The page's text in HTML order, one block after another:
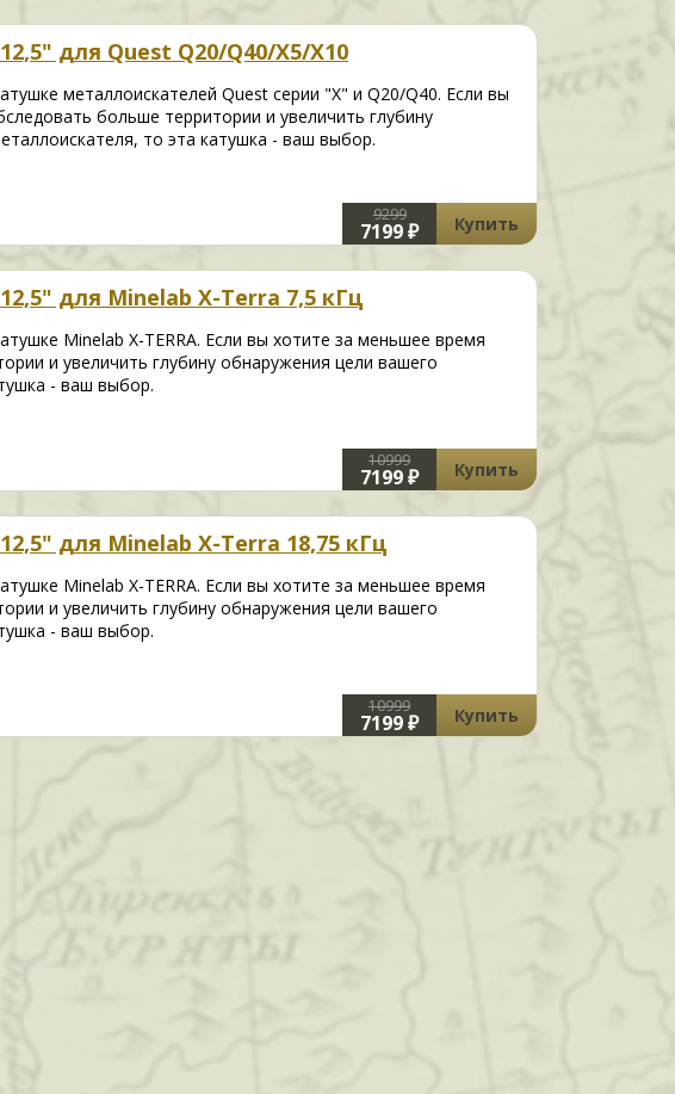
для Quest Q20/Q40/X5/X10
металлоискателей Quest серии "X" и Q20/Q40. Если вы
больше территории и увеличить глубину
то эта катушка - ваш выбор.
9299
7199 ₽ Купить
для Minelab X-Terra 7,5 кГц
Minelab X-TERRA. Если вы хотите за меньшее время
и увеличить глубину обнаружения цели вашего
- ваш выбор.
10999
7199 ₽ Купить
для Minelab X-Terra 18,75 кГц
Minelab X-TERRA. Если вы хотите за меньшее время
и увеличить глубину обнаружения цели вашего
- ваш выбор.
10999
7199 ₽ Купить